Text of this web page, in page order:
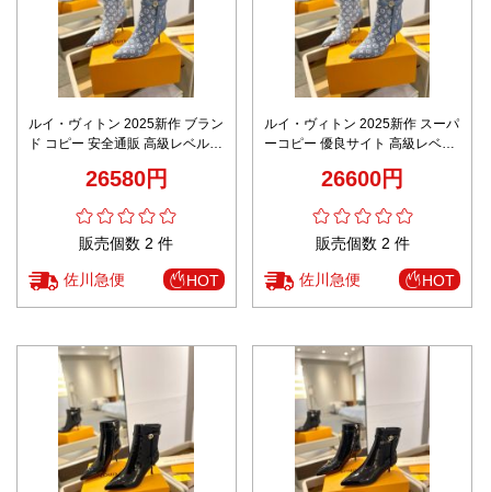
ルイ・ヴィトン 2025新作 ブラン
ド コピー 安全通販 高級レベル仕
26580円
販売個数 2 件
佐川急便 HOT
ルイ・ヴィトン 2025新作 スーパ
ーコピー 優良サイト 高級レベル
的な再現度26600円
販売個数 2 件
佐川急便 HOT